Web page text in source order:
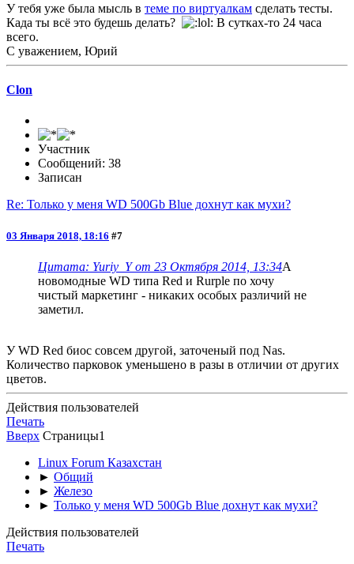
У тебя уже была мысль в теме по виртуалкам сделать тесты.
Када ты всё это будешь делать?
В сутках-то 24 часа
всего.
С уважением, Юрий
Clon
Участник
Сообщений: 38
Записан
Re: Только у меня WD 500Gb Blue дохнут как мухи?
03 Января 2018, 18:16 #7
Цитата: Yuriy_Y от 23 Октября 2014, 13:34А
новомодные WD типа Red и Rurple по хочу
чистый маркетинг - никаких особых различий не
заметил.
У WD Red биос совсем другой, заточеный под Nas.
Количество парковок уменьшено в разы в отличии от других
цветов.
Действия пользователей
Печать
Вверх Страницы1
Linux Forum Казахстан
► Общий
► Железо
► Только у меня WD 500Gb Blue дохнут как мухи?
Действия пользователей
Печать